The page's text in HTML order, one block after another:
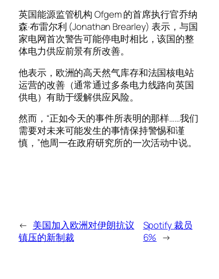
英国能源监管机构 Ofgem 的首席执行官乔纳
森·布雷尔利 (Jonathan Brearley) 表示，与国
家电网首次警告可能停电时相比，该国的整
体电力供应前景有所改善。
他表示，欧洲的高天然气库存和法国核电站
运营的改善（通常通过多条电力线路向英国
供电）有助于缓解供应风险。
然而，“正如今天的事件所表明的那样……我们
需要对未来可能发生的事情保持警惕和谨
慎，”他周一在政府研究所的一次活动中说。
← 美国加入欧洲对伊朗抗议
镇压的新制裁
Spotify 裁员
6% →